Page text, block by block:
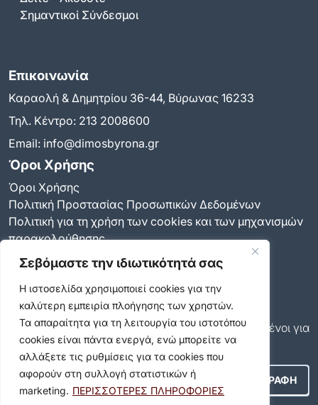
Σεβόμαστε την ιδιωτικότητά σας
Η ιστοσελίδα χρησιμοποιεί cookies για την
καλύτερη εμπειρία πλοήγησης των χρηστών.
Τα απαραίτητα για τη λειτουργία του ιστοτόπου
cookies είναι πάντα ενεργά, ενώ μπορείτε να
αλλάξετε τις ρυθμίσεις για τα cookies που
αφορούν στη συλλογή στατιστικών ή
marketing. ΠΕΡΙΣΣΟΤΕΡΕΣ ΠΛΗΡΟΦΟΡΙΕΣ
Σημαντικοί Σύνδεσμοι
Επικοινωνία
Καραολή & Δημητρίου 36-44, Βύρωνας 16233
Τηλ. Κέντρο: 213 2008600
Email: info@dimosbyrona.gr
Όροι Χρήσης
Όροι Χρήσης
Πολιτική Προστασίας Προσωπικών Δεδομένων
Πολιτική για τη χρήση των cookies και των μηχανισμών
παρακολούθησης
Δήλωση προσβασιμότητας
Ρυθμίσεις Ιδιωτικότητας
Newsletter
Εγγραφείτε και εσείς συνδρομητές στο δωρεάν
newsletter του Δήμου και μείνετε πάντα ενημερωμένοι για
όλα όσα συμβαίνουν στον δήμο μας!